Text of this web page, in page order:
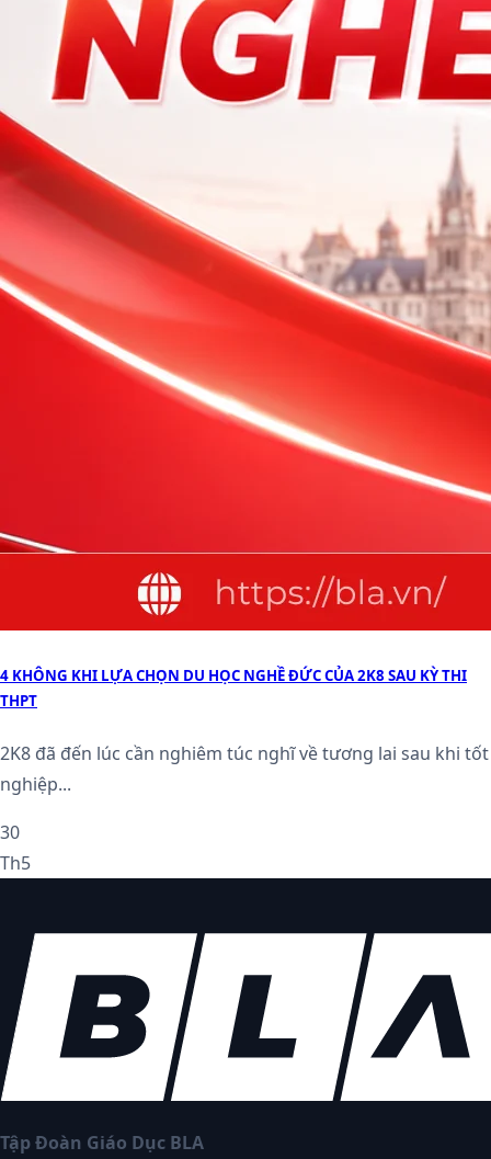
4 KHÔNG KHI LỰA CHỌN DU HỌC NGHỀ ĐỨC CỦA 2K8 SAU KỲ THI
THPT
2K8 đã đến lúc cần nghiêm túc nghĩ về tương lai sau khi tốt
nghiệp...
30
Th5
Tập Đoàn Giáo Dục BLA